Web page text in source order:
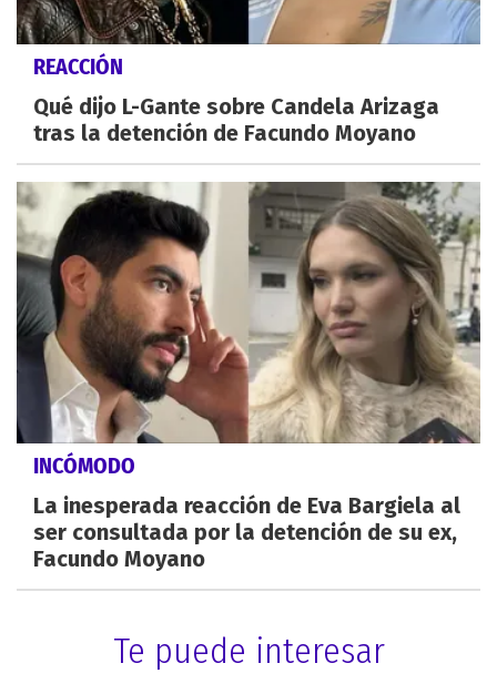
REACCIÓN
Qué dijo L-Gante sobre Candela Arizaga
tras la detención de Facundo Moyano
INCÓMODO
La inesperada reacción de Eva Bargiela al
ser consultada por la detención de su ex,
Facundo Moyano
Te puede interesar